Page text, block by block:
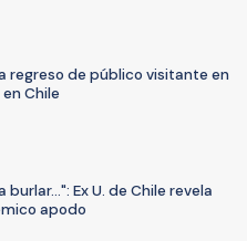
regreso de público visitante en
Chile
burlar...": Ex U. de Chile revela
apodo